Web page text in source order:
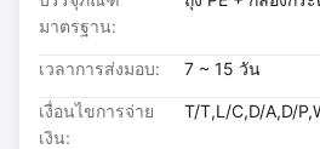
มาตรฐาน:
เวลาการส่งมอบ: 7 ~ 15 วัน
เงื่อนไขการจ่าย
เงิน:
T/T,L/C,D/A,D/